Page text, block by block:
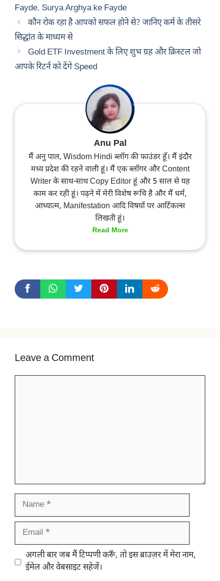
Fayde, Surya Arghya ke Fayde
कौन रोक रहा है आपको सफल होने से? जानिए कर्म के तीसरे
सिद्धांत के माध्यम से
Gold ETF Investment के लिए शुभ ग्रह और क्रिस्टल जो
आपके रिटर्न को देंगे Speed
Anu Pal
मैं अनु पाल, Wisdom Hindi ब्लॉग की फाउंडर हूँ। मैं इंदौर
मध्य प्रदेश की रहने वाली हूं। मैं एक ब्लॉगर और Content
Writer के साथ-साथ Copy Editor हूं और 5 साल से यह
काम कर रही हूं। पढ़ने में मेरी विशेष रूचि है और मैं धर्म,
आध्यात्म, Manifestation आदि विषयों पर आर्टिकल्स
लिखती हूं।
Read More
Leave a Comment
Name
Email
Website
अगली बार जब मैं टिप्पणी करूँ, तो इस ब्राउज़र में मेरा नाम,
ईमेल और वेबसाइट सहेजें।